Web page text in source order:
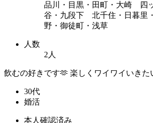
品川・目黒・田町・大崎 四
谷・九段下 北千住・日暮里
野・御徒町・浅草
人数
2人
飲むの好きです🫶 楽しくワイワイいきた
30代
婚活
本人確認済み